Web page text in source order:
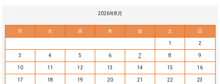
2026年8月
月 火 水 木 金 土 日
1 2
3 4 5 6 7 8 9
10 11 12 13 14 15 16
17 18 19 20 21 22 23